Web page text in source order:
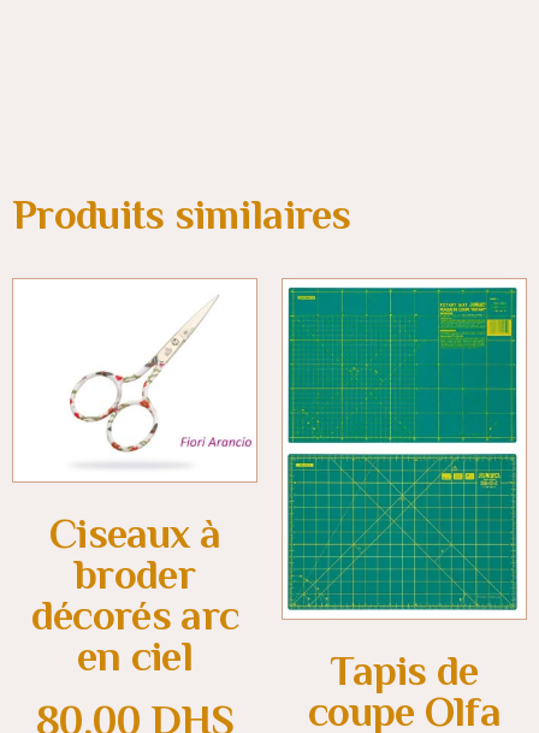
Produits similaires
Ciseaux à
broder
décorés arc
en ciel
80.00 DHS
Tapis de
coupe Olfa